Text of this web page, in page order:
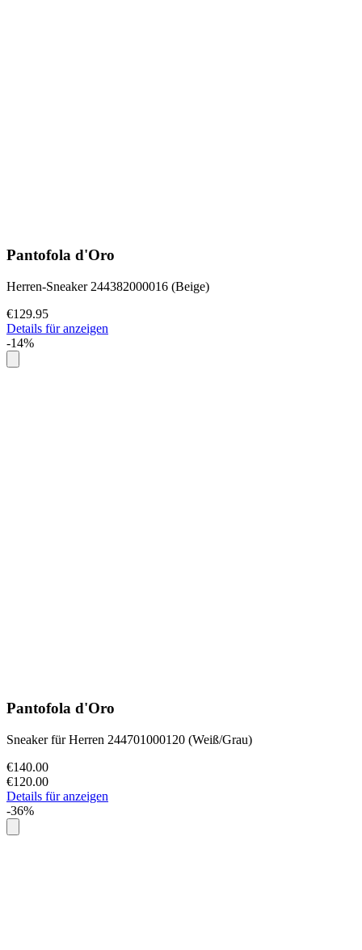
Pantofola d'Oro
Herren-Sneaker 244382000016 (Beige)
€129.95
Details für anzeigen
-14%
Pantofola d'Oro
Sneaker für Herren 244701000120 (Weiß/Grau)
€140.00
€120.00
Details für anzeigen
-36%